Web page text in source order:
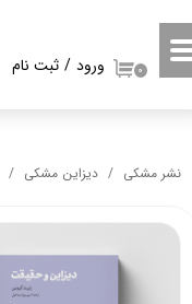
ورود / ثبت نام
حساب کاربری من
۰
نشر مشکی دیزاین مشکی